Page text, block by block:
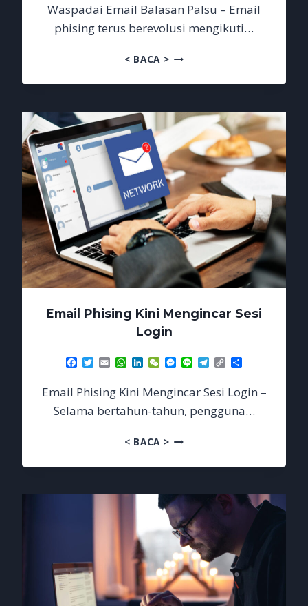
Waspadai Email Balasan Palsu – Email
phising terus berevolusi mengikuti…
< BACA >WASPADAI
BALASAN
Email Phising Kini Mengincar Sesi
Login
Facebook
TwitterEmailWhatsApp
LinkedIn
WeChatMessenger
Line Telegram
Copy
Link
Email Phising Kini Mengincar Sesi Login –
Selama bertahun-tahun, pengguna…
< BACA >EMAIL
KINI
SESI
LOGIN